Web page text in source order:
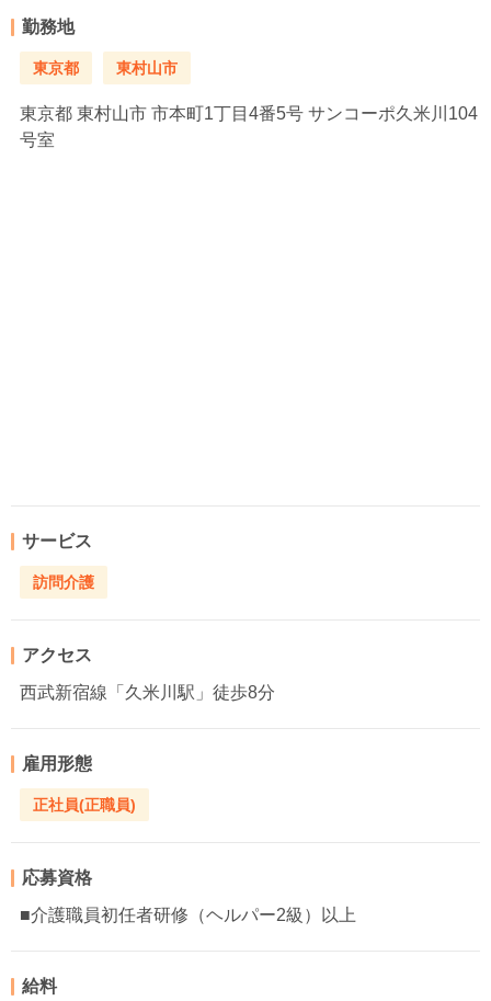
勤務地
東京都 東村山市
東京都 東村山市 市本町1丁目4番5号 サンコーポ久米川104
号室
サービス
訪問介護
アクセス
西武新宿線「久米川駅」徒歩8分
雇用形態
正社員(正職員)
応募資格
■介護職員初任者研修（ヘルパー2級）以上
給料